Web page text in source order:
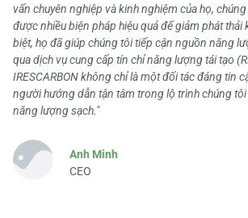
vấn chuyên nghiệp và kinh nghiệm của họ,
được nhiều biện pháp hiệu quả để giảm phát thải
biệt, họ đã giúp chúng tôi tiếp cận nguồn năng
qua dịch vụ cung cấp tín chỉ năng lượng tái tạo
IRESCARBON không chỉ là một đối tác đáng tin
người hướng dẫn tận tâm trong lộ trình chúng
năng lượng sạch."
Anh Minh
CEO